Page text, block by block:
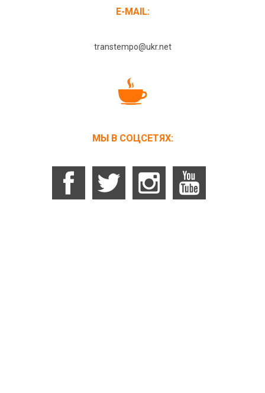
E-MAIL:
transtempo@ukr.net
МЫ В СОЦСЕТЯХ: